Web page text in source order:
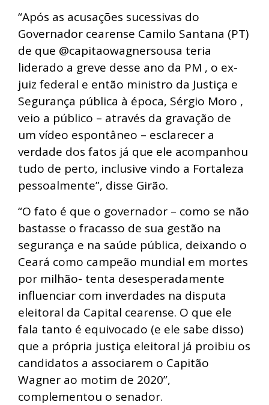
“Após as acusações sucessivas do
Governador cearense Camilo Santana (PT)
de que @capitaowagnersousa teria
liderado a greve desse ano da PM , o ex-
juiz federal e então ministro da Justiça e
Segurança pública à época, Sérgio Moro ,
veio a público – através da gravação de
um vídeo espontâneo – esclarecer a
verdade dos fatos já que ele acompanhou
tudo de perto, inclusive vindo a Fortaleza
pessoalmente”, disse Girão.
“O fato é que o governador – como se não
bastasse o fracasso de sua gestão na
segurança e na saúde pública, deixando o
Ceará como campeão mundial em mortes
por milhão- tenta desesperadamente
influenciar com inverdades na disputa
eleitoral da Capital cearense. O que ele
fala tanto é equivocado (e ele sabe disso)
que a própria justiça eleitoral já proibiu os
candidatos a associarem o Capitão
Wagner ao motim de 2020”,
complementou o senador.